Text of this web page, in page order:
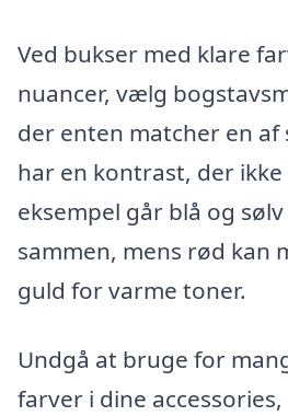
Ved bukser med klare
nuancer, vælg
der enten matcher en
har en kontrast, der
eksempel går blå og
sammen, mens rød kan
guld for varme toner.
Undgå at bruge for
farver i dine